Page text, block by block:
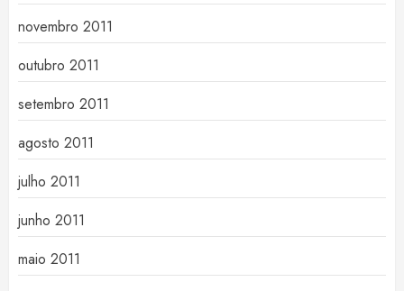
novembro 2011
outubro 2011
setembro 2011
agosto 2011
julho 2011
junho 2011
maio 2011